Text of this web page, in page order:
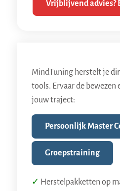
Vrijblijvend advies?
MindTuning herstelt je
tools. Ervaar de bewezen
jouw traject:
Persoonlijk Master
Groepstraining
✓ Herstelpakketten op